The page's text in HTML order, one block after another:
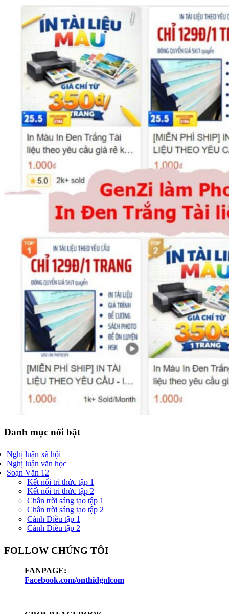
Danh mục nổi bật
Nghị luận xã hội
Nghị luận văn học
Soạn Văn 12
Kết nối tri thức tập 1
Kết nối tri thức tập 2
Chân trời sáng tạo tập 1
Chân trời sáng tạo tập 2
Cánh Diều tập 1
Cánh Diều tập 2
FOLLOW CHÚNG TÔI
FANPAGE:
Facebook.com/onthidgnlcom